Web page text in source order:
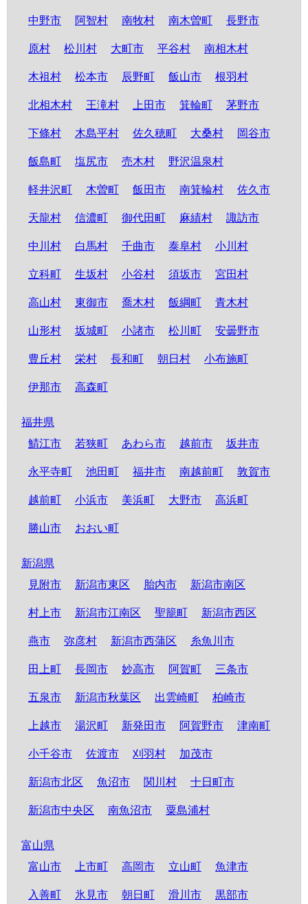
中野市 阿智村 南牧村 南木曽町 長野市
原村 松川村 大町市 平谷村 南相木村
木祖村 松本市 辰野町 飯山市 根羽村
北相木村 王滝村 上田市 箕輪町 茅野市
下條村 木島平村 佐久穂町 大桑村 岡谷市
飯島町 塩尻市 売木村 野沢温泉村
軽井沢町 木曽町 飯田市 南箕輪村 佐久市
天龍村 信濃町 御代田町 麻績村 諏訪市
中川村 白馬村 千曲市 泰阜村 小川村
立科町 生坂村 小谷村 須坂市 宮田村
高山村 東御市 喬木村 飯綱町 青木村
山形村 坂城町 小諸市 松川町 安曇野市
豊丘村 栄村 長和町 朝日村 小布施町
伊那市 高森町
福井県
鯖江市
若狭町 あわら市 越前市 坂井市
永平寺町 池田町 福井市 南越前町 敦賀市
越前町 小浜市 美浜町 大野市 高浜町
勝山市 おおい町
新潟県
見附市
新潟市東区 胎内市 新潟市南区
村上市 新潟市江南区 聖籠町 新潟市西区
燕市 弥彦村 新潟市西蒲区 糸魚川市
田上町 長岡市 妙高市 阿賀町 三条市
五泉市 新潟市秋葉区 出雲崎町 柏崎市
上越市 湯沢町 新発田市 阿賀野市 津南町
小千谷市 佐渡市 刈羽村 加茂市
新潟市北区 魚沼市 関川村 十日町市
新潟市中央区 南魚沼市 粟島浦村
富山県
富山市
上市町 高岡市 立山町 魚津市
入善町 氷見市 朝日町 滑川市 黒部市